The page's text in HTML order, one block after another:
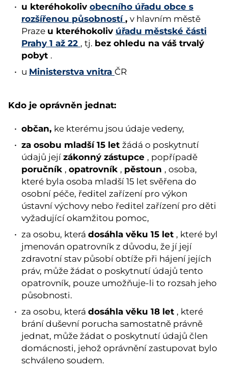
u kteréhokoliv obecního úřadu obce s
rozšířenou působností, v hlavním městě
Praze u kteréhokoliv úřadu městské části
Prahy 1 až 22 , tj. bez ohledu na váš trvalý
pobyt .
u Ministerstva vnitra ČR
Kdo je oprávněn jednat:
občan, ke kterému jsou údaje vedeny,
za osobu mladší 15 let žádá o poskytnutí
údajů její zákonný zástupce , popřípadě
poručník , opatrovník , pěstoun , osoba,
které byla osoba mladší 15 let svěřena do
osobní péče, ředitel zařízení pro výkon
ústavní výchovy nebo ředitel zařízení pro děti
vyžadující okamžitou pomoc,
za osobu, která dosáhla věku 15 let , které byl
jmenován opatrovník z důvodu, že jí její
zdravotní stav působí obtíže při hájení jejích
práv, může žádat o poskytnutí údajů tento
opatrovník, pouze umožňuje-li to rozsah jeho
působnosti.
za osobu, která dosáhla věku 18 let , které
brání duševní porucha samostatně právně
jednat, může žádat o poskytnutí údajů člen
domácnosti, jehož oprávnění zastupovat bylo
schváleno soudem.